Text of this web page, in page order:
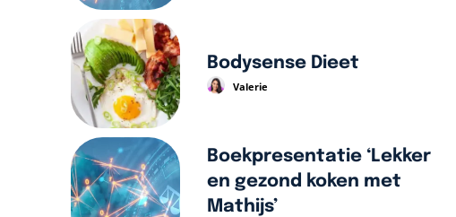
Bodysense Dieet
Valerie
Boekpresentatie ‘Lekker
en gezond koken met
Mathijs’